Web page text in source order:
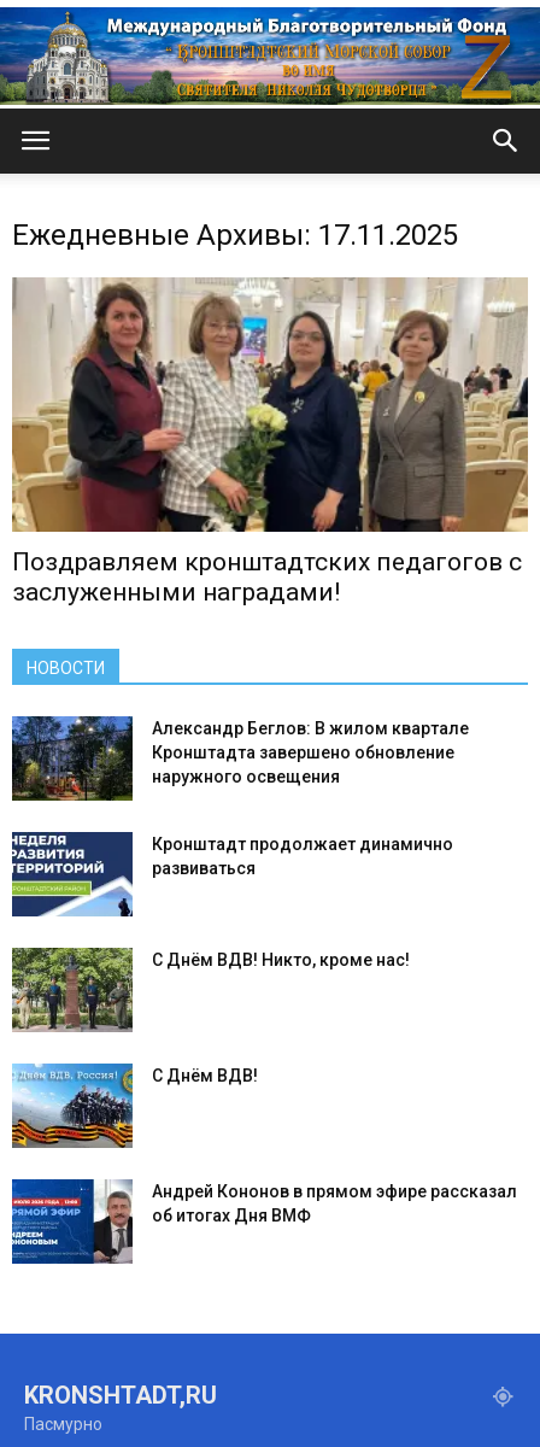
собор
Ежедневные Архивы: 17.11.2025
Поздравляем кронштадтских педагогов с
заслуженными наградами!
НОВОСТИ
Александр Беглов: В жилом квартале
Кронштадта завершено обновление
наружного освещения
Кронштадт продолжает динамично
развиваться
С Днём ВДВ! Никто, кроме нас!
С Днём ВДВ!
Андрей Кононов в прямом эфире рассказал
об итогах Дня ВМФ
KRONSHTADT,RU
Пасмурно